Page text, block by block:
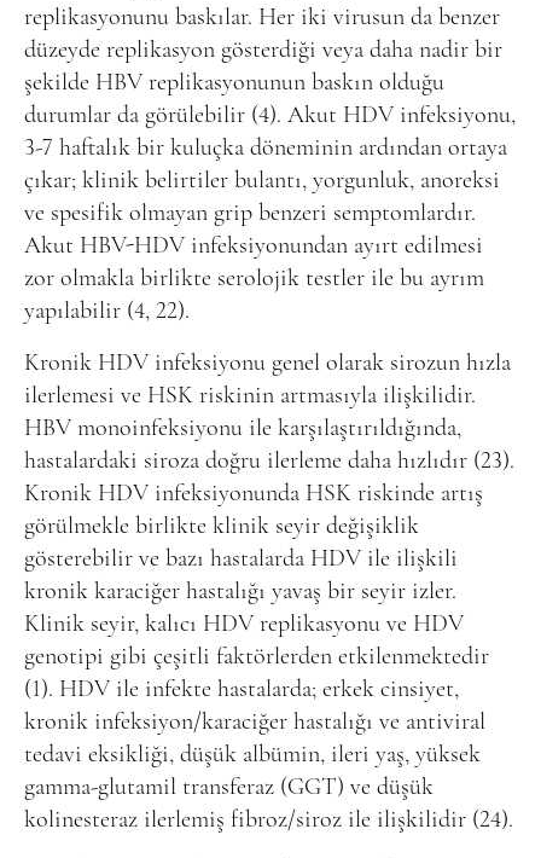
replikasyonunu baskılar. Her iki virusun da benzer
düzeyde replikasyon gösterdiği veya daha nadir bir
şekilde HBV replikasyonunun baskın olduğu
durumlar da görülebilir (4). Akut HDV infeksiyonu,
3-7 haftalık bir kuluçka döneminin ardından ortaya
çıkar; klinik belirtiler bulantı, yorgunluk, anoreksi
ve spesifik olmayan grip benzeri semptomlardır.
Akut HBV-HDV infeksiyonundan ayırt edilmesi
zor olmakla birlikte serolojik testler ile bu ayrım
yapılabilir (4, 22).
Kronik HDV infeksiyonu genel olarak sirozun hızla
ilerlemesi ve HSK riskinin artmasıyla ilişkilidir.
HBV monoinfeksiyonu ile karşılaştırıldığında,
hastalardaki siroza doğru ilerleme daha hızlıdır (23).
Kronik HDV infeksiyonunda HSK riskinde artış
görülmekle birlikte klinik seyir değişiklik
gösterebilir ve bazı hastalarda HDV ile ilişkili
kronik karaciğer hastalığı yavaş bir seyir izler.
Klinik seyir, kalıcı HDV replikasyonu ve HDV
genotipi gibi çeşitli faktörlerden etkilenmektedir
(1). HDV ile infekte hastalarda; erkek cinsiyet,
kronik infeksiyon/karaciğer hastalığı ve antiviral
tedavi eksikliği, düşük albümin, ileri yaş, yüksek
gamma-glutamil transferaz (GGT) ve düşük
kolinesteraz ilerlemiş fibroz/siroz ile ilişkilidir (24).